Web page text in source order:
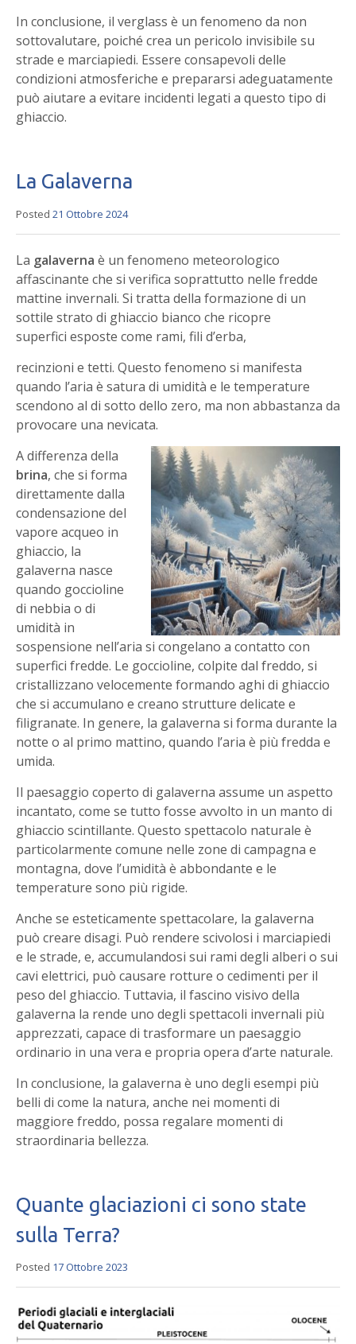
In conclusione, il verglass è un fenomeno da non
sottovalutare, poiché crea un pericolo invisibile su
strade e marciapiedi. Essere consapevoli delle
condizioni atmosferiche e prepararsi adeguatamente
può aiutare a evitare incidenti legati a questo tipo di
ghiaccio.
La Galaverna
Posted 21 Ottobre 2024
La galaverna è un fenomeno meteorologico
affascinante che si verifica soprattutto nelle fredde
mattine invernali. Si tratta della formazione di un
sottile strato di ghiaccio bianco che ricopre
superfici esposte come rami, fili d’erba,
recinzioni e tetti. Questo fenomeno si manifesta
quando l’aria è satura di umidità e le temperature
scendono al di sotto dello zero, ma non abbastanza da
provocare una nevicata.
A differenza della
brina, che si forma
direttamente dalla
condensazione del
vapore acqueo in
ghiaccio, la
galaverna nasce
quando goccioline
di nebbia o di
umidità in
sospensione nell’aria si congelano a contatto con
superfici fredde. Le goccioline, colpite dal freddo, si
cristallizzano velocemente formando aghi di ghiaccio
che si accumulano e creano strutture delicate e
filigranate. In genere, la galaverna si forma durante la
notte o al primo mattino, quando l’aria è più fredda e
umida.
Il paesaggio coperto di galaverna assume un aspetto
incantato, come se tutto fosse avvolto in un manto di
ghiaccio scintillante. Questo spettacolo naturale è
particolarmente comune nelle zone di campagna e
montagna, dove l’umidità è abbondante e le
temperature sono più rigide.
Anche se esteticamente spettacolare, la galaverna
può creare disagi. Può rendere scivolosi i marciapiedi
e le strade, e, accumulandosi sui rami degli alberi o sui
cavi elettrici, può causare rotture o cedimenti per il
peso del ghiaccio. Tuttavia, il fascino visivo della
galaverna la rende uno degli spettacoli invernali più
apprezzati, capace di trasformare un paesaggio
ordinario in una vera e propria opera d’arte naturale.
In conclusione, la galaverna è uno degli esempi più
belli di come la natura, anche nei momenti di
maggiore freddo, possa regalare momenti di
straordinaria bellezza.
Quante glaciazioni ci sono state
sulla Terra?
Posted 17 Ottobre 2023